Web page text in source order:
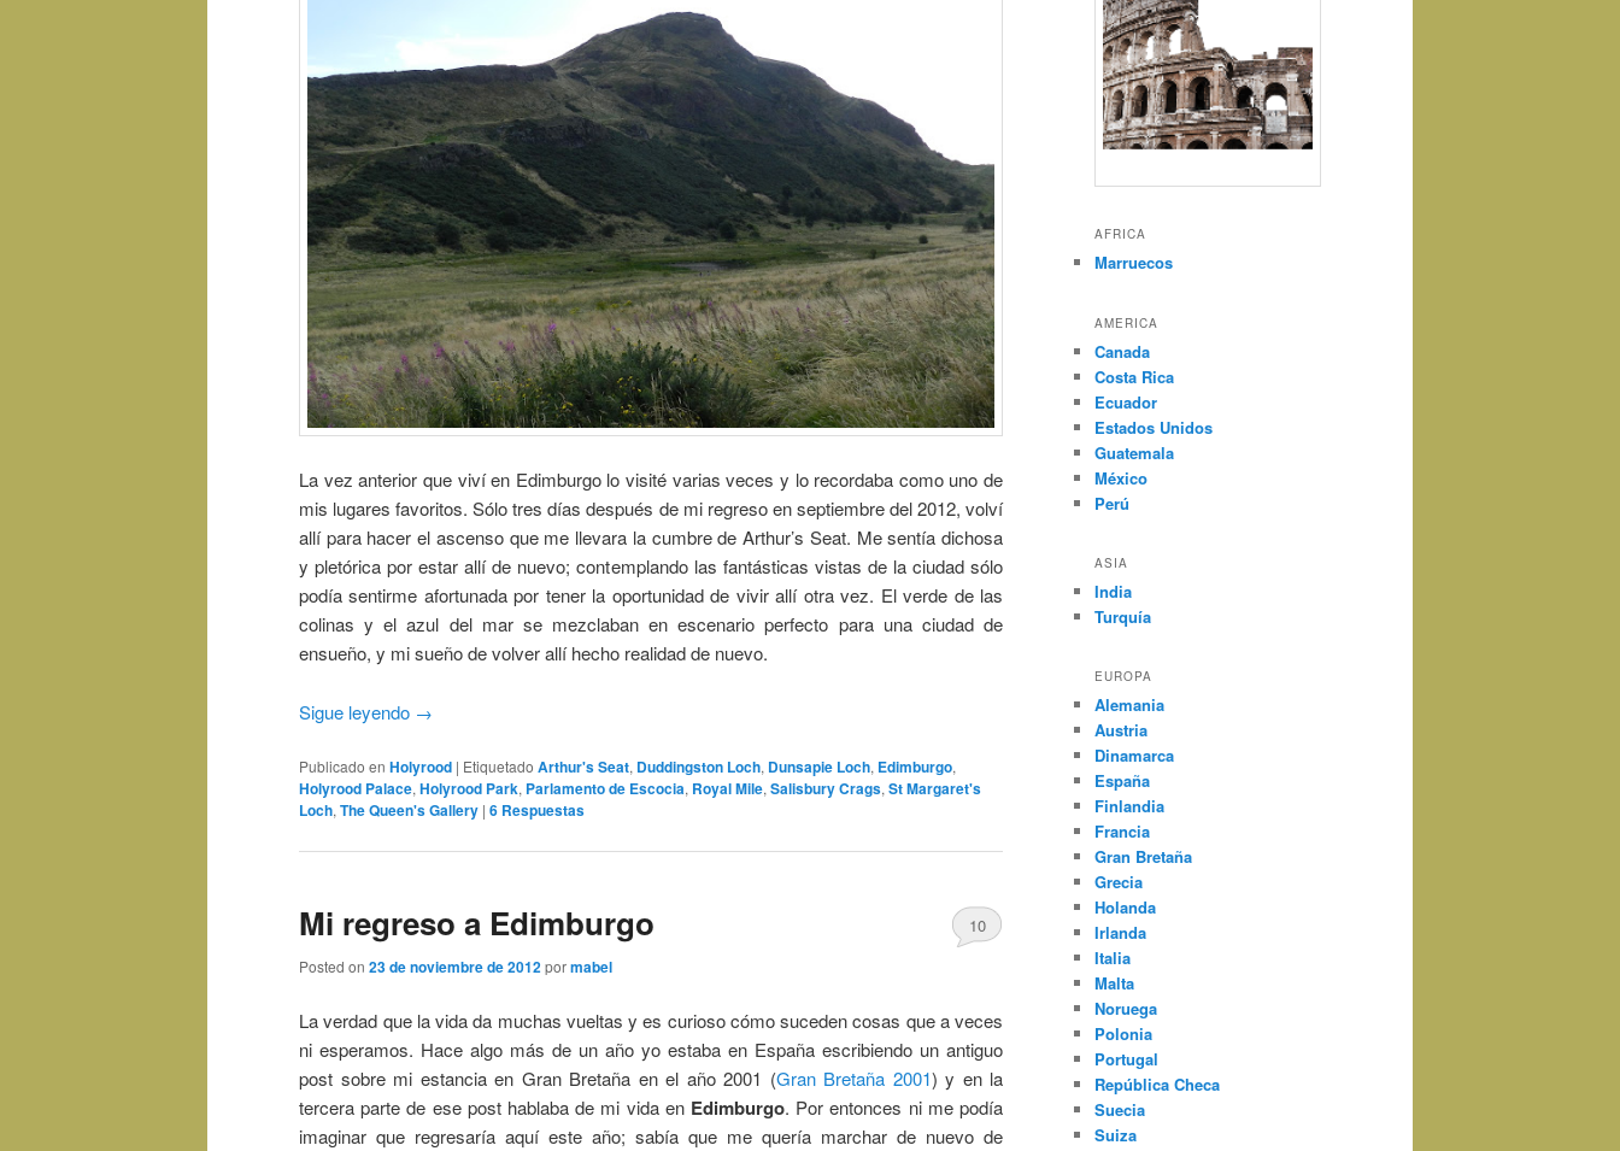
La vez anterior que viví en Edimburgo lo visité varias veces y lo recordaba como uno de
mis lugares favoritos. Sólo tres días después de mi regreso en septiembre del 2012, volví
allí para hacer el ascenso que me llevara la cumbre de Arthur’s Seat. Me sentía dichosa
y pletórica por estar allí de nuevo; contemplando las fantásticas vistas de la ciudad sólo
podía sentirme afortunada por tener la oportunidad de vivir allí otra vez. El verde de las
colinas y el azul del mar se mezclaban en escenario perfecto para una ciudad de
ensueño, y mi sueño de volver allí hecho realidad de nuevo.
Sigue leyendo →
Publicado en Holyrood | Etiquetado Arthur's Seat, Duddingston Loch, Dunsapie Loch, Edimburgo,
Holyrood Palace, Holyrood Park, Parlamento de Escocia, Royal Mile, Salisbury Crags, St Margaret's
Loch, The Queen's Gallery | 6 Respuestas
Mi regreso a Edimburgo
Posted on 23 de noviembre de 2012pormabel
10
La verdad que la vida da muchas vueltas y es curioso cómo suceden cosas que a veces
ni esperamos. Hace algo más de un año yo estaba en España escribiendo un antiguo
post sobre mi estancia en Gran Bretaña en el año 2001 (Gran Bretaña 2001) y en la
tercera parte de ese post hablaba de mi vida en Edimburgo. Por entonces ni me podía
imaginar que regresaría aquí este año; sabía que me quería marchar de nuevo de
AFRICA
Marruecos
AMERICA
Canada
Costa Rica
Ecuador
Estados Unidos
Guatemala
México
Perú
ASIA
India
Turquía
EUROPA
Alemania
Austria
Dinamarca
España
Finlandia
Francia
Gran Bretaña
Grecia
Holanda
Irlanda
Italia
Malta
Noruega
Polonia
Portugal
República Checa
Suecia
Suiza